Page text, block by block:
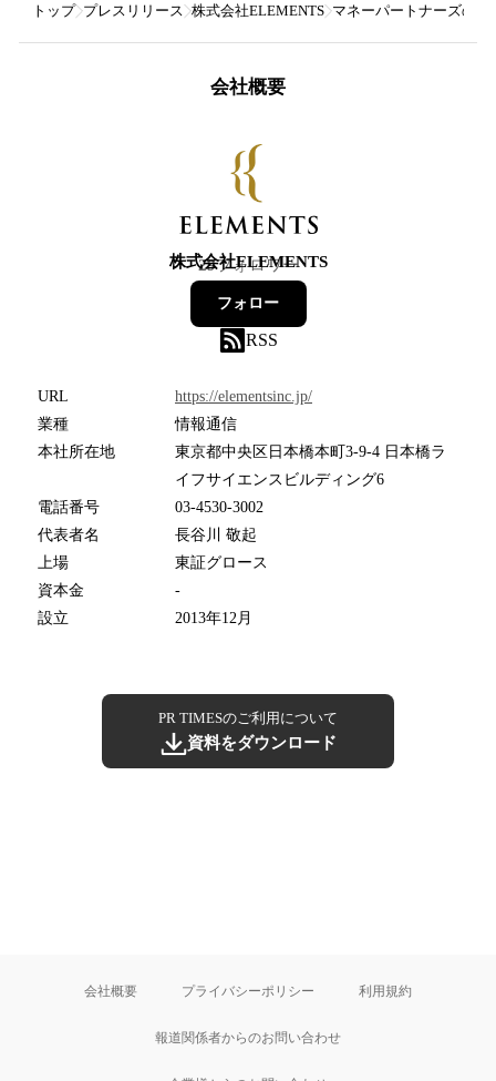
トップ プレスリリース 株式会社ELEMENTS マネーパートナーズの
会社概要
株式会社ELEMENTS
29フォロワー
フォロー
RSS
URL
https://elementsinc.jp/
業種
情報通信
本社所在地
東京都中央区日本橋本町3-9-4 日本橋ラ
イフサイエンスビルディング6
電話番号
03-4530-3002
代表者名
長谷川 敬起
上場
東証グロース
資本金
-
設立
2013年12月
PR TIMESのご利用について
資料をダウンロード
会社概要 プライバシーポリシー 利用規約
報道関係者からのお問い合わせ